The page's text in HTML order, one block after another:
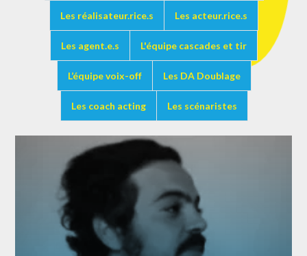
Les réalisateur.rice.s Les acteur.rice.s
Les agent.e.s L'équipe cascades et tir
L’équipe voix-off Les DA Doublage
Les coach acting Les scénaristes